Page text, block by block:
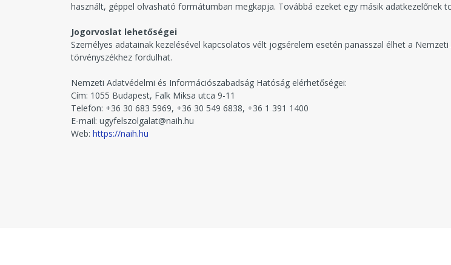
használt, géppel olvasható formátumban megkapja. Továbbá ezeket egy másik adatkezelőnek
Jogorvoslat lehetőségei
Személyes adatainak kezelésével kapcsolatos vélt jogsérelem esetén panasszal élhet a
törvényszékhez fordulhat.
Nemzeti Adatvédelmi és Információszabadság Hatóság elérhetőségei:
Cím: 1055 Budapest, Falk Miksa utca 9-11
Telefon: +36 30 683 5969, +36 30 549 6838, +36 1 391 1400
E-mail: ugyfelszolgalat@naih.hu
Web: https://naih.hu